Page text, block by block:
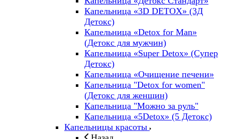
Капельница «3D DETOX» (3Д
Детокс)
Капельница «Detox for Man»
(Детокс для мужчин)
Капельница «Super Detox» (Супер
Детокс)
Капельница «Очищение печени»
Капельница "Detox for women"
(Детокс для женщин)
Капельница "Можно за руль"
Капельница «5Detox» (5 Детокс)
Капельницы красоты